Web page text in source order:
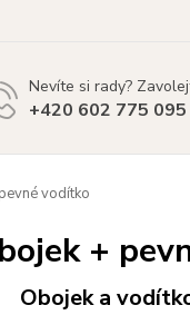
Nevíte si rady?
+420 602 775 095
vodítko
+
Obojek a